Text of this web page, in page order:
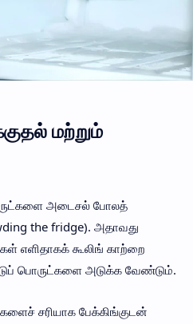
மற்றும்
அடைசல் போலத்
the fridge). அதாவது
எளிதாகக் கூலிங் காற்றை
பொருட்களை அடுக்க வேண்டும்.
சரியாக பேக்கிங்குடன்